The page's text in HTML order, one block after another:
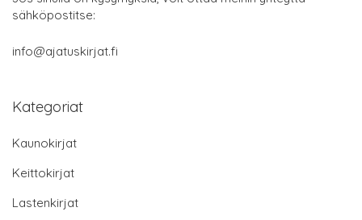
sähköpostitse:
info@ajatuskirjat.fi
Kategoriat
Kaunokirjat
Keittokirjat
Lastenkirjat